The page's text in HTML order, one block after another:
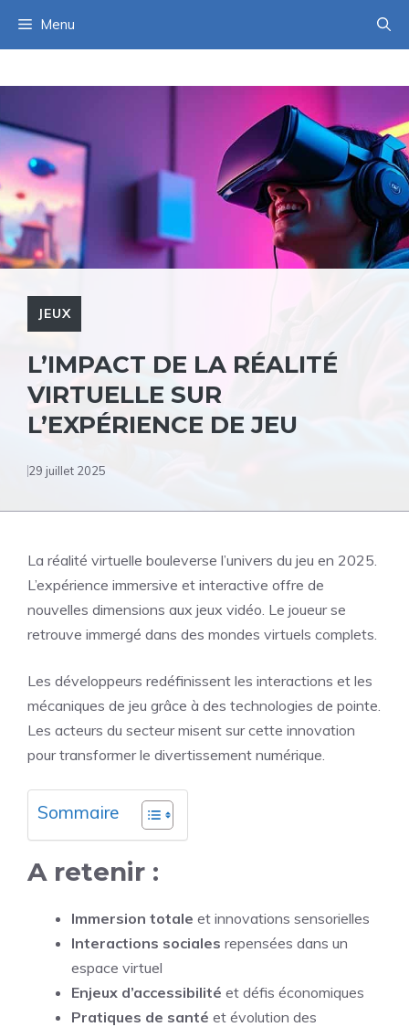
Menu
JEUX
L’IMPACT DE LA RÉALITÉ
VIRTUELLE SUR
L’EXPÉRIENCE DE JEU
29 juillet 2025
La réalité virtuelle bouleverse l’univers du jeu en 2025.
L’expérience immersive et interactive offre de
nouvelles dimensions aux jeux vidéo. Le joueur se
retrouve immergé dans des mondes virtuels complets.
Les développeurs redéfinissent les interactions et les
mécaniques de jeu grâce à des technologies de pointe.
Les acteurs du secteur misent sur cette innovation
pour transformer le divertissement numérique.
Sommaire
A retenir :
Immersion totale et innovations sensorielles
Interactions sociales repensées dans un
espace virtuel
Enjeux d’accessibilité et défis économiques
Pratiques de santé et évolution des